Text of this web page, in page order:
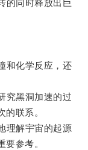
同时释放出巨
化学反应，还
黑洞加速的过
联系。
解宇宙的起源
参考。